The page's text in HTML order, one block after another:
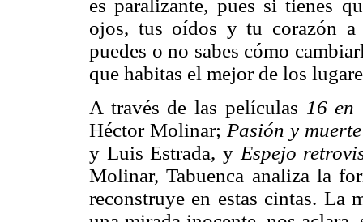
es paralizante, pues si tienes
ojos, tus oídos y tu corazón
puedes o no sabes cómo
que habitas el mejor de los
A través de las películas 16
Héctor Molinar; Pasión y
y Luis Estrada, y Espejo
Molinar, Tabuenca analiza la
reconstruye en estas cintas. La